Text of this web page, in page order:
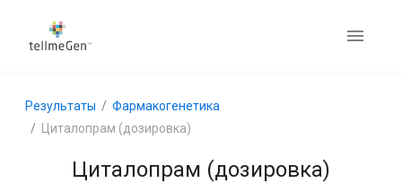
Результаты
Фармакогенетика
Циталопрам (дозировка)
Циталопрам (дозировка)